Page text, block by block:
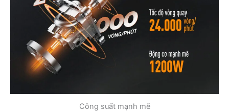
Công suất mạnh mẽ